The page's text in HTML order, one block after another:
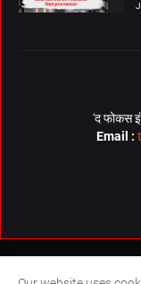
‘द फोकस
Email :
About Us